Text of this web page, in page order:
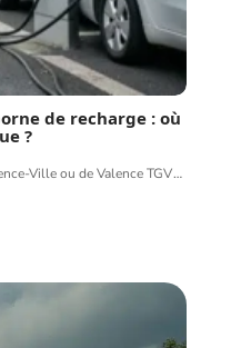
de recharge : où
?
Ville ou de Valence TGV…